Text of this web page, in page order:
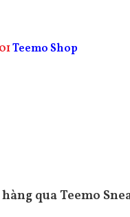
Teemo Shop
qua Teemo